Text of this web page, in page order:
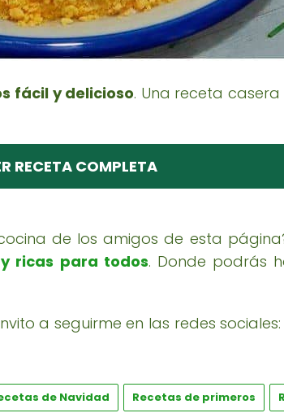
fácil y delicioso. Una receta
RECETA COMPLETA
de los amigos de esta
ricas para todos. Donde podrás
a seguirme en las redes sociales:
de Navidad Recetas de primeros